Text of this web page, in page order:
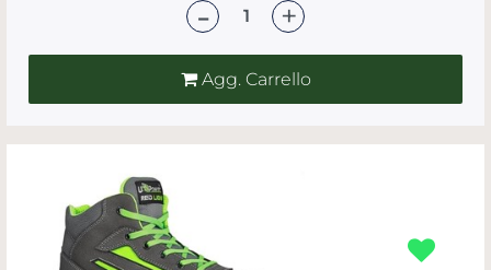
Agg. Carrello